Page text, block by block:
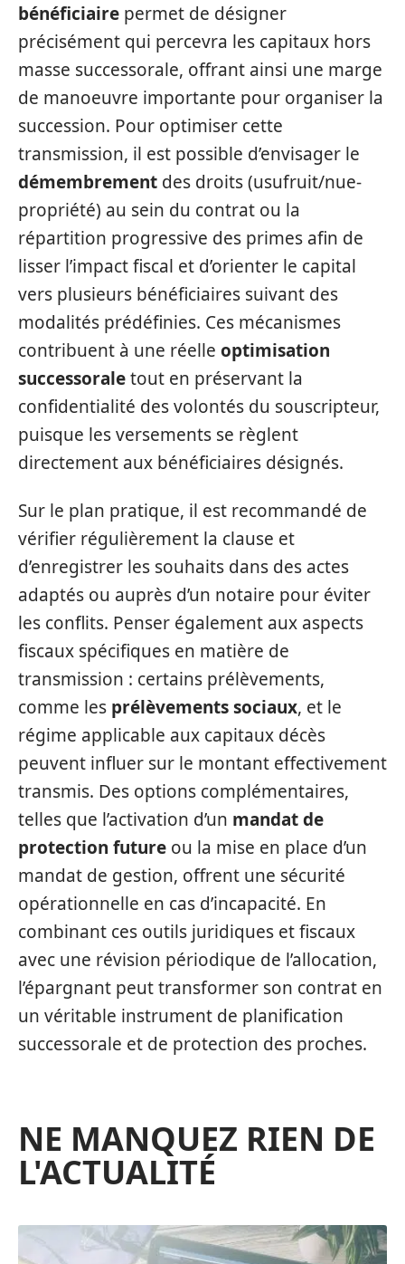
bénéficiaire permet de désigner
précisément qui percevra les capitaux hors
masse successorale, offrant ainsi une marge
de manoeuvre importante pour organiser la
succession. Pour optimiser cette
transmission, il est possible d’envisager le
démembrement des droits (usufruit/nue-
propriété) au sein du contrat ou la
répartition progressive des primes afin de
lisser l’impact fiscal et d’orienter le capital
vers plusieurs bénéficiaires suivant des
modalités prédéfinies. Ces mécanismes
contribuent à une réelle optimisation
successoraletout en préservant la
confidentialité des volontés du souscripteur,
puisque les versements se règlent
directement aux bénéficiaires désignés.
Sur le plan pratique, il est recommandé de
vérifier régulièrement la clause et
d’enregistrer les souhaits dans des actes
adaptés ou auprès d’un notaire pour éviter
les conflits. Penser également aux aspects
fiscaux spécifiques en matière de
transmission : certains prélèvements,
comme les prélèvements sociaux, et le
régime applicable aux capitaux décès
peuvent influer sur le montant effectivement
transmis. Des options complémentaires,
telles que l’activation d’un mandat de
protection future ou la mise en place d’un
mandat de gestion, offrent une sécurité
opérationnelle en cas d’incapacité. En
combinant ces outils juridiques et fiscaux
avec une révision périodique de l’allocation,
l’épargnant peut transformer son contrat en
un véritable instrument de planification
successorale et de protection des proches.
NE MANQUEZ RIEN DE
L'ACTUALITÉ